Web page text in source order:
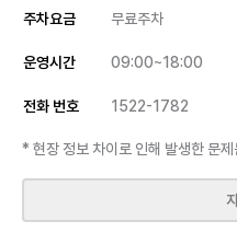
주차요금 무료주차
운영시간 09:00~18:00
전화 번호 1522-1782
* 현장 정보 차이로 인해 발생한 문